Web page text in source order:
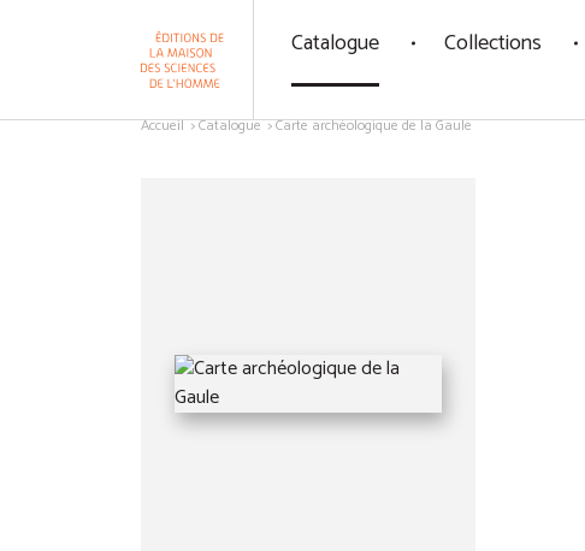
Catalogue Collections
Accueil Catalogue Carte archéologique de la Gaule